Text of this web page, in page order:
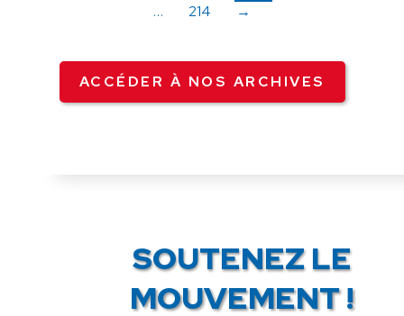
…
214 →
ACCÉDER À NOS ARCHIVES
SOUTENEZ LE
MOUVEMENT !